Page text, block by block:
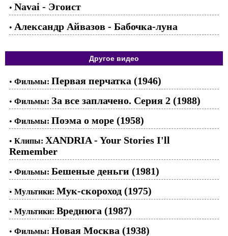
• Navai - Эгоист
• Александр Айвазов - Бабочка-луна
Другое видео
• Фильмы: Первая перчатка (1946)
• Фильмы: За все заплачено. Серия 2 (1988)
• Фильмы: Поэма о море (1958)
• Клипы: XANDRIA - Your Stories I'll
Remember
• Фильмы: Бешеные деньги (1981)
• Мультики: Мук-скороход (1975)
• Мультики: Вреднюга (1987)
• Фильмы: Новая Москва (1938)